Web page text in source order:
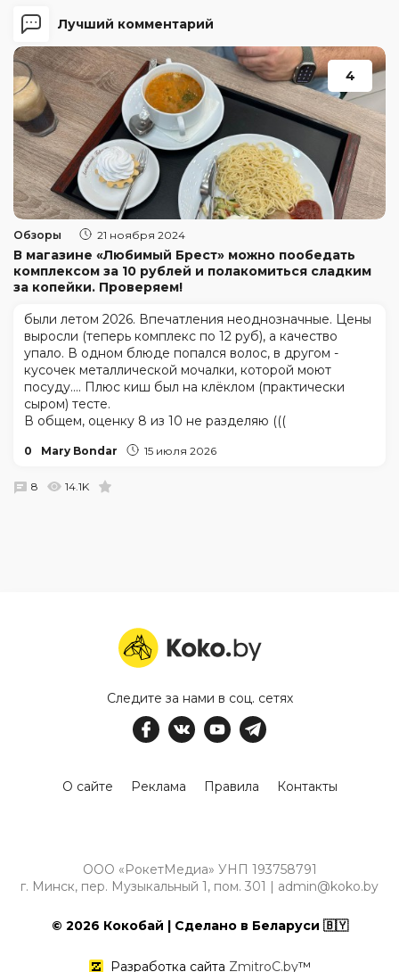
Лучший комментарий
4
Обзоры 21 ноября 2024
В магазине «Любимый Брест» можно пообедать
комплексом за 10 рублей и полакомиться сладким
за копейки. Проверяем!
были летом 2026. Впечатления неоднозначные. Цены
выросли (теперь комплекс по 12 руб), а качество
упало. В одном блюде попался волос, в другом -
кусочек металлической мочалки, которой моют
посуду.... Плюс киш был на клёклом (практически
сыром) тесте.
В общем, оценку 8 из 10 не разделяю (((
0 Mary Bondar 15 июля 2026
8 14.1K
Следите за нами в соц. сетях
О сайте Реклама Правила Контакты
ООО «РокетМедиа» УНП 193758791
г. Минск, пер. Музыкальный 1, пом. 301 | admin@koko.by
© 2026 Кокобай | Сделано в Беларуси 🇧🇾
Разработка сайта ZmitroC.by™